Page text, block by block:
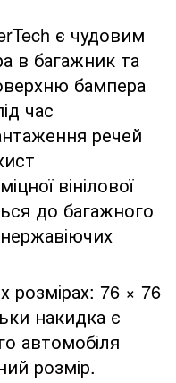
є чудовим
в багажник та
бампера
час
речей
вінілової
до багажного
розмірах: 76 × 76
накидка є
автомобіля
розмір.